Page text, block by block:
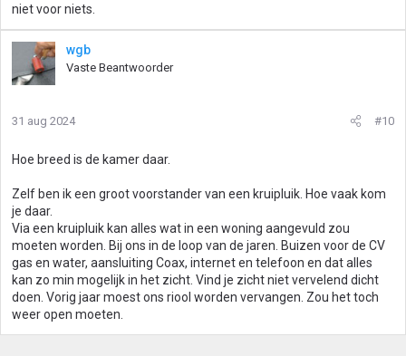
niet voor niets.
wgb
Vaste Beantwoorder
31 aug 2024 #10
Hoe breed is de kamer daar.
Zelf ben ik een groot voorstander van een kruipluik. Hoe vaak kom
je daar.
Via een kruipluik kan alles wat in een woning aangevuld zou
moeten worden. Bij ons in de loop van de jaren. Buizen voor de CV
gas en water, aansluiting Coax, internet en telefoon en dat alles
kan zo min mogelijk in het zicht. Vind je zicht niet vervelend dicht
doen. Vorig jaar moest ons riool worden vervangen. Zou het toch
weer open moeten.